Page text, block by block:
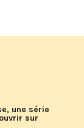
une série
sur